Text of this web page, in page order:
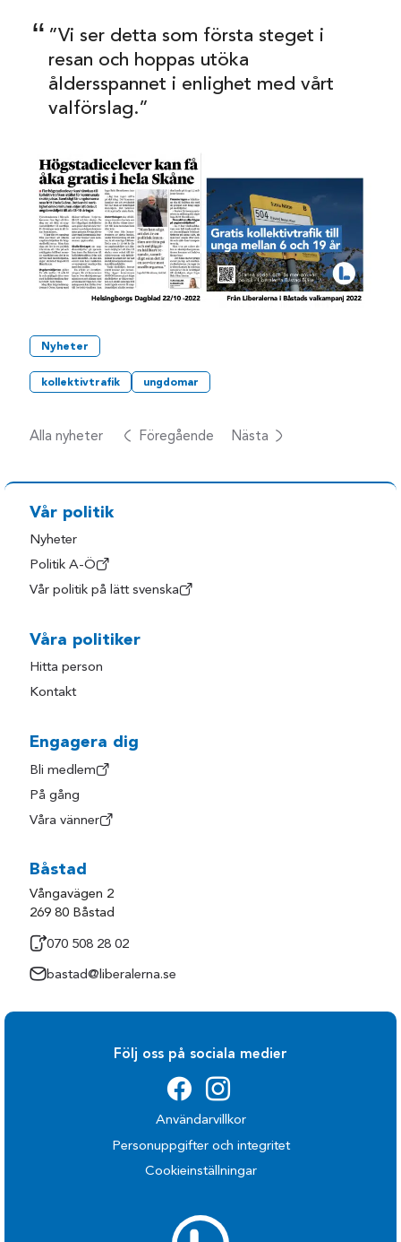
”Vi ser detta som första steget i
resan och hoppas utöka
åldersspannet i enlighet med vårt
valförslag.”
Nyheter
kollektivtrafik ungdomar
Alla nyheter Föregående Nästa
Vår politik
Nyheter
Politik A-Ö
Vår politik på lätt svenska
Våra politiker
Hitta person
Kontakt
Engagera dig
Bli medlem
På gång
Våra vänner
Båstad
Vångavägen 2
269 80 Båstad
070 508 28 02
bastad@liberalerna.se
Följ oss på sociala medier
Användarvillkor
Personuppgifter och integritet
Cookieinställningar